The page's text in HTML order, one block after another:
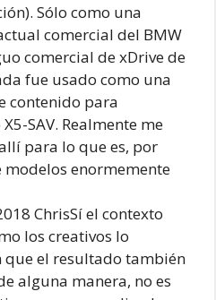
Sólo como una
comercial del BMW
comercial de xDrive de
fue usado como una
contenido para
SAV. Realmente me
para lo que es, por
enormemente
ChrisSí el contexto
los creativos lo
que el resultado también
alguna manera, no es